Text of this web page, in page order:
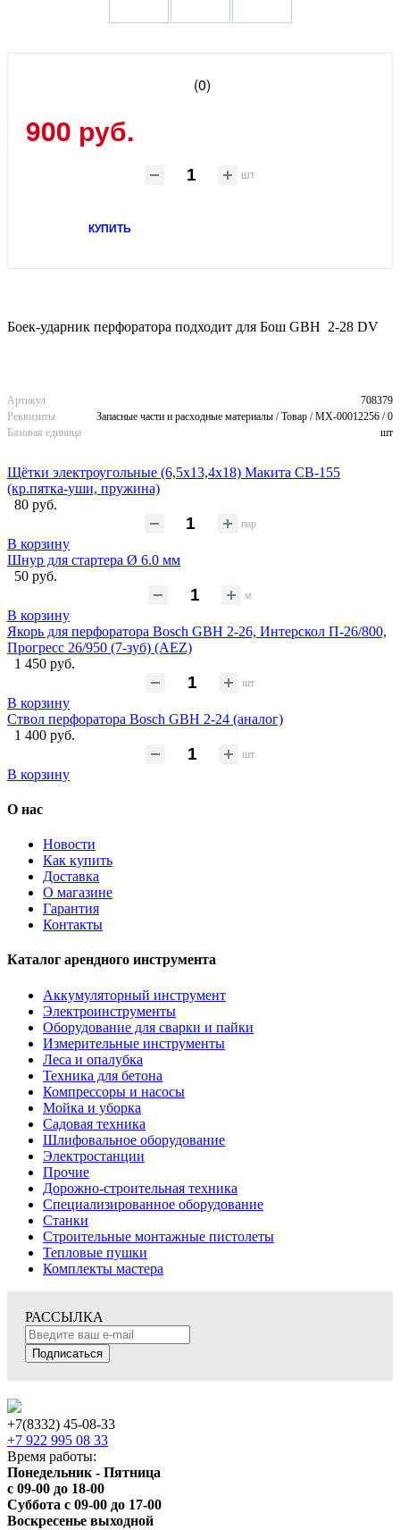
(0)
900 руб.
шт
КУПИТЬ
Боек-ударник перфоратора подходит для Бош GBH 2-28 DV
Артикул
708379
Реквизиты
Запасные части и расходные материалы / Товар / MX-00012256 / 0
Базовая единица
шт
Щётки электроугольные (6,5х13,4х18) Макита CB-155
(кр.пятка-уши, пружина)
80 руб.
пар
В корзину
Шнур для стартера Ø 6.0 мм
50 руб.
м
В корзину
Якорь для перфоратора Bosch GBH 2-26, Интерскол П-26/800,
Прогресс 26/950 (7-зуб) (AEZ)
1 450 руб.
шт
В корзину
Ствол перфоратора Bosch GBH 2-24 (аналог)
1 400 руб.
шт
В корзину
О нас
Новости
Как купить
Доставка
О магазине
Гарантия
Контакты
Каталог арендного инструмента
Аккумуляторный инструмент
Электроинструменты
Оборудование для сварки и пайки
Измерительные инструменты
Леса и опалубка
Техника для бетона
Компрессоры и насосы
Мойка и уборка
Садовая техника
Шлифовальное оборудование
Электростанции
Прочие
Дорожно-строительная техника
Специализированное оборудование
Станки
Строительные монтажные пистолеты
Тепловые пушки
Комплекты мастера
РАССЫЛКА
Подписаться
+7(8332) 45-08-33
+7 922 995 08 33
Время работы:
Понедельник - Пятница
с 09-00 до 18-00
Суббота с 09-00 до 17-00
Воскресенье выходной